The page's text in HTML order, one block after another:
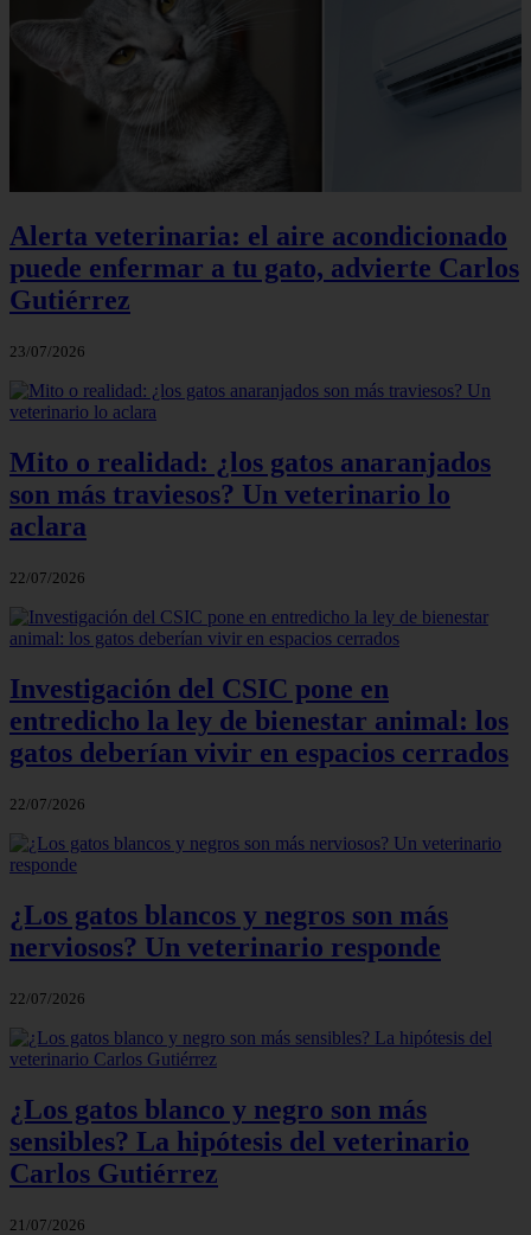
Alerta veterinaria: el aire acondicionado
puede enfermar a tu gato, advierte Carlos
Gutiérrez
23/07/2026
Mito o realidad: ¿los gatos anaranjados
son más traviesos? Un veterinario lo
aclara
22/07/2026
Investigación del CSIC pone en
entredicho la ley de bienestar animal: los
gatos deberían vivir en espacios cerrados
22/07/2026
¿Los gatos blancos y negros son más
nerviosos? Un veterinario responde
22/07/2026
¿Los gatos blanco y negro son más
sensibles? La hipótesis del veterinario
Carlos Gutiérrez
21/07/2026